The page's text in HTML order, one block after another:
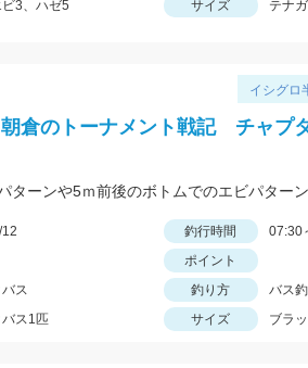
3、ハゼ5 サイズ テナ
イシグロ
朝倉のトーナメント戦記 チャ
釣行時間
07:30
ポイント
ス 釣り方
バス釣
ス1匹 サイズ ブラ